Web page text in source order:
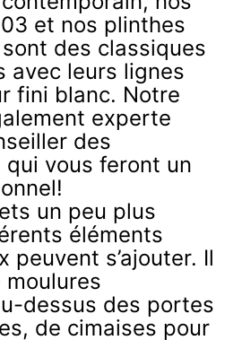
et nos plinthes
sont des classiques
avec leurs lignes
fini blanc. Notre
experte
des
vous feront un
un peu plus
éléments
peuvent s’ajouter. Il
moulures
dessus des portes
de cimaises pour